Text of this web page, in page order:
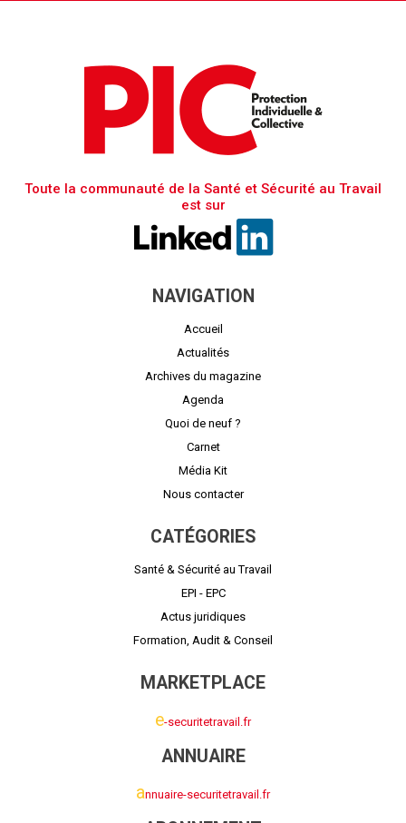
Toute la communauté de la Santé et Sécurité au Travail
est sur
NAVIGATION
Accueil
Actualités
Archives du magazine
Agenda
Quoi de neuf ?
Carnet
Média Kit
Nous contacter
CATÉGORIES
Santé & Sécurité au Travail
EPI - EPC
Actus juridiques
Formation, Audit & Conseil
MARKETPLACE
e-securitetravail.fr
ANNUAIRE
annuaire-securitetravail.fr